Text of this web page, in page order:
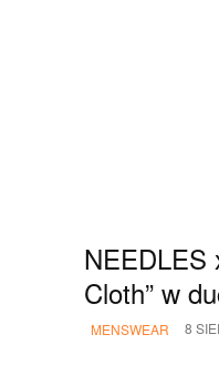
NEEDLES
Cloth” w
MENSWEAR 8